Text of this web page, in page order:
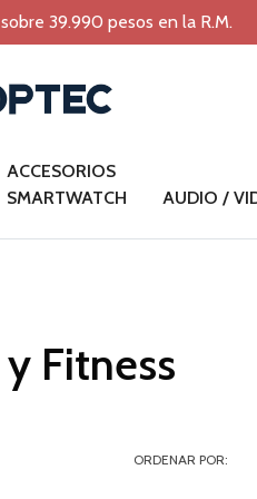
39.990 pesos en la R.M.
ACCESORIOS
SMARTWATCH
AUDIO /
Fitness
ORDENAR POR: